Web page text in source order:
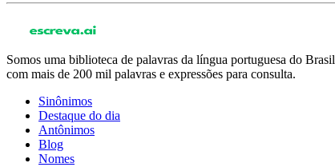
Somos uma biblioteca de palavras da língua portuguesa do Brasil
com mais de 200 mil palavras e expressões para consulta.
Sinônimos
Destaque do dia
Antônimos
Blog
Nomes